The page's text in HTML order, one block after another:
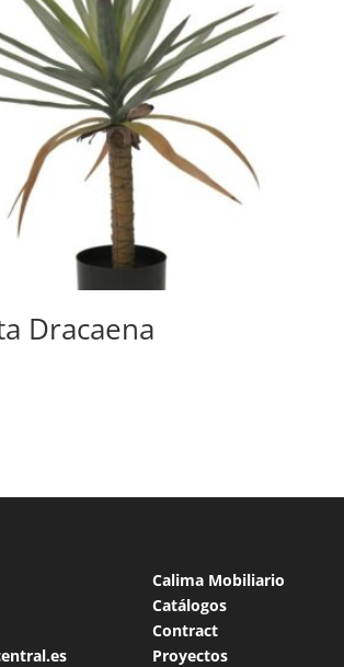
Dracaena
Calima Mobiliario
Catálogos
Contract
Proyectos